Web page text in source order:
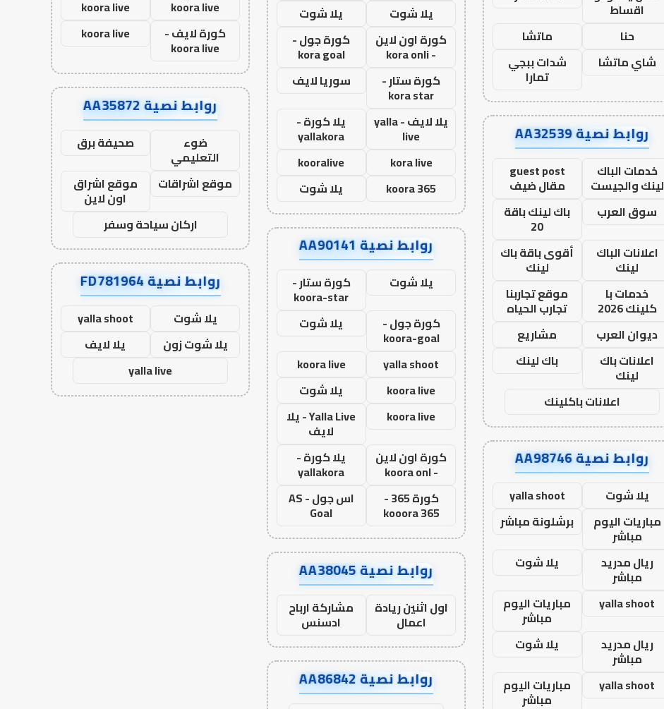
اقساط
حنا
ماتشا
شاي ماتشا
شدات ببجي
تمارا
روابط نصية AA32539
خدمات الباك
لينك والجيست
guest post
مقال ضيف
سوق العرب
باك لينك باقة
20
اعلانات الباك
لينك
أقوى باقة باك
لينك
خدمات با
كلينك 2026
موقع تجاربنا
تجارب الحياه
ديوان العرب
مشاريع
اعلانات باك
لينك
باك لينك
اعلانات باكلينك
روابط نصية AA98746
يلا شوت
yalla shoot
مباريات اليوم
مباشر
برشلونة مباشر
ريال مدريد
مباشر
يلا شوت
yalla shoot
مباريات اليوم
مباشر
ريال مدريد
مباشر
يلا شوت
yalla shoot
مباريات اليوم
مباشر
يلا شوت
يلا شوت
كورة اون لاين
- kora onli
كورة جول -
kora goal
كورة ستار -
kora star
سوريا لايف
يلا لايف - yalla
live
يلا كورة -
yallakora
kora live
kooralive
koora 365
يلا شوت
روابط نصية AA90141
يلا شوت كورة ستار -
koora-star
كورة جول -
koora-goal
يلا شوت
yalla shoot
koora live
koora live
يلا شوت
koora live
Yalla Live - يلا
لايف
كورة اون لاين
- koora onl
يلا كورة -
yallakora
كورة 365 -
kooora 365
اس جول - AS
Goal
روابط نصية AA38045
اول اثنين ريادة
اعمال
مشاركة ارباح
ادسنس
روابط نصية AA86842
koora live
koora live
كورة لايف -
koora live
koora live
روابط نصية AA35872
ضوء
التعليمي
صحيفة برق
موقع اشراقات
موقع اشراق
اون لاين
اركان سياحة وسفر
روابط نصية FD781964
يلا شوت
yalla shoot
يلا شوت زون
يلا لايف
yalla live